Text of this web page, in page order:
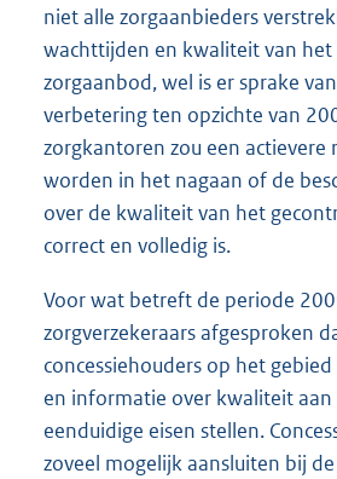
niet alle zorgaanbieders
wachttijden en kwaliteit van het
zorgaanbod, wel is er sprake
verbetering ten opzichte van
zorgkantoren zou een actievere
worden in het nagaan of de
over de kwaliteit van het
correct en volledig is.
Voor wat betreft de periode
zorgverzekeraars afgesproken
concessiehouders op het
en informatie over kwaliteit aan
eenduidige eisen stellen.
zoveel mogelijk aansluiten bij